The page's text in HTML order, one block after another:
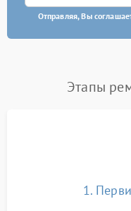
Отправляя, Вы
Этапы
1.